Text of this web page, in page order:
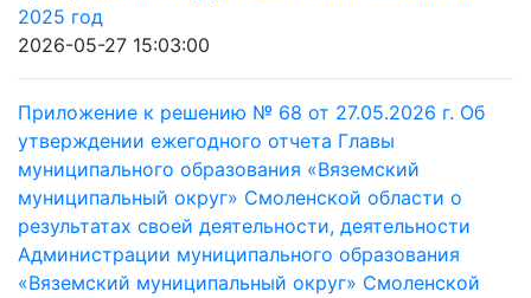
2025 год
2026-05-27 15:03:00
Приложение к решению № 68 от 27.05.2026 г. Об
утверждении ежегодного отчета Главы
муниципального образования «Вяземский
муниципальный округ» Смоленской области о
результатах своей деятельности, деятельности
Администрации муниципального образования
«Вяземский муниципальный округ» Смоленской